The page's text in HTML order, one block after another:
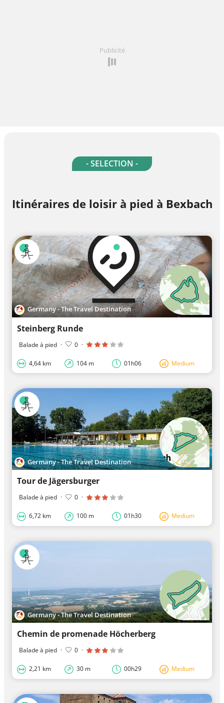
Publicité
- SELECTION -
Itinéraires de loisir à pied à Bexbach
Germany - The Travel Destination
Steinberg Runde
Balade à pied · 0 ·
4,64 km 104 m 01h06 Medium
Germany - The Travel Destination
Tour de Jägersburger
Balade à pied · 0 ·
6,72 km 100 m 01h30 Medium
Germany - The Travel Destination
Chemin de promenade Höcherberg
Balade à pied · 0 ·
2,21 km 30 m 00h29 Medium